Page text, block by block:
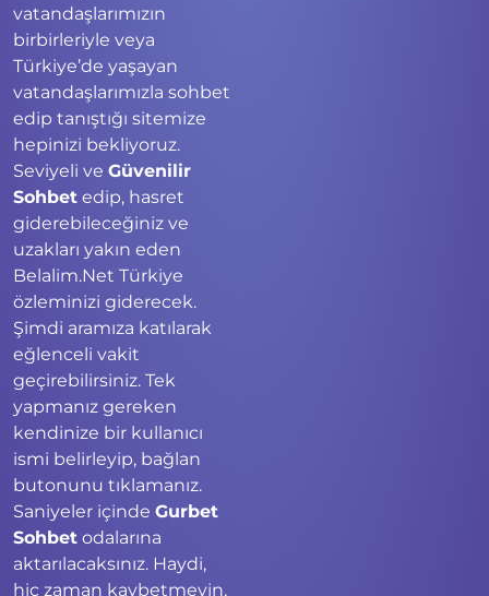
vatandaşlarımızın
birbirleriyle veya
Türkiye’de yaşayan
vatandaşlarımızla sohbet
edip tanıştığı sitemize
hepinizi bekliyoruz.
Seviyeli ve Güvenilir
Sohbet edip, hasret
giderebileceğiniz ve
uzakları yakın eden
Belalim.Net Türkiye
özleminizi giderecek.
Şimdi aramıza katılarak
eğlenceli vakit
geçirebilirsiniz. Tek
yapmanız gereken
kendinize bir kullanıcı
ismi belirleyip, bağlan
butonunu tıklamanız.
Saniyeler içinde Gurbet
Sohbet odalarına
aktarılacaksınız. Haydi,
hiç zaman kaybetmeyin,